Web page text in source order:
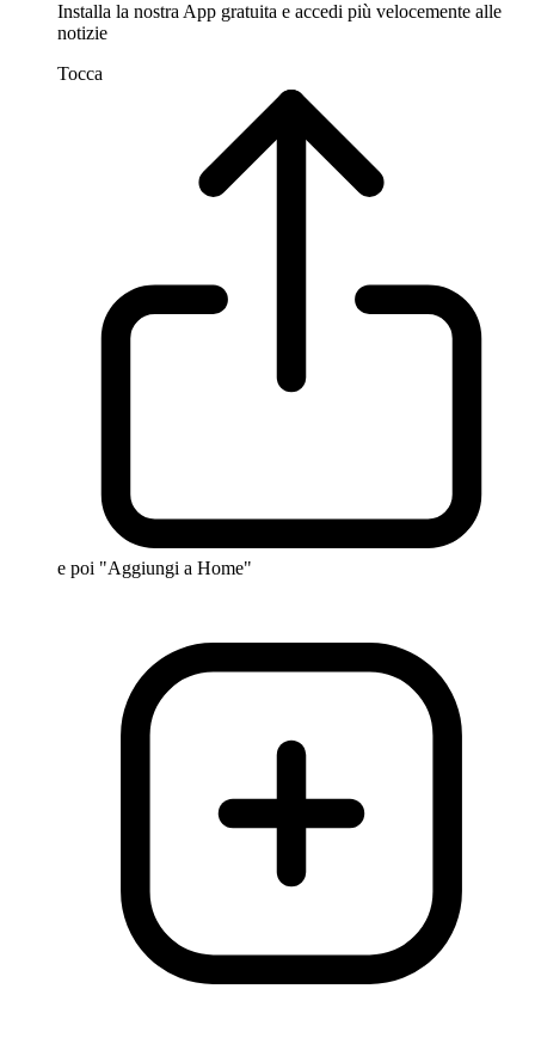
Installa la nostra App gratuita e accedi più velocemente alle
notizie
Tocca
e poi "Aggiungi a Home"